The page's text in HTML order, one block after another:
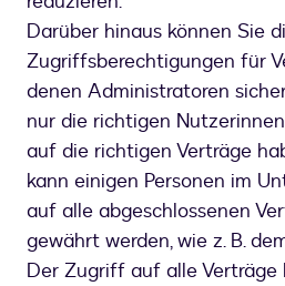
Darüber hinaus können Sie
Zugriffsberechtigungen für
denen Administratoren
nur die richtigen
auf die richtigen Verträge
kann einigen Personen im
auf alle abgeschlossenen
gewährt werden, wie z. B.
Der Zugriff auf alle Verträge